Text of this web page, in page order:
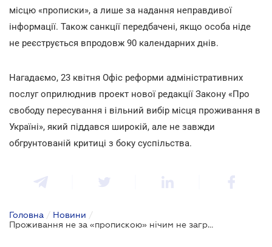
місцю «прописки», а лише за надання неправдивої
інформації. Також санкції передбачені, якщо особа ніде
не реєструється впродовж 90 календарних днів.
Нагадаємо, 23 квітня Офіс реформи адміністративних
послуг оприлюднив проект нової редакції Закону «Про
свободу пересування і вільний вибір місця проживання в
Україні», який піддався широкій, але не завжди
обгрунтованій критиці з боку суспільства.
Головна / Новини /
Проживання не за «пропискою» нічим не загрожує